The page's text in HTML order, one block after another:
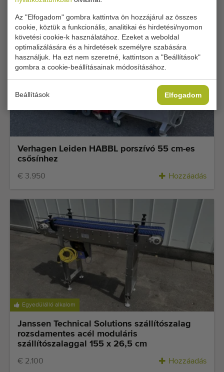
Az "Elfogadom" gombra kattintva ön hozzájárul az összes
cookie, köztük a funkcionális, analitikai és hirdetési/nyomon
követési cookie-k használatához. Ezeket a weboldal
optimalizálására és a hirdetések személyre szabására
használjuk. Ha ezt nem szeretné, kattintson a "Beállítások"
gombra a cookie-beállításainak módosításához.
Beállítások Elfogadom
Verhagen Leiden HABBL porszívó 55 cm-es
csősínhez
€ 3.950 Hozzáadás
Egyedülálló alkalom
Janssen Technical Solutions szállítószalag
rozsdamentes acél moduláris
szállítószalaggal 155 x 26,5 cm
€ 2.100 Hozzáadás